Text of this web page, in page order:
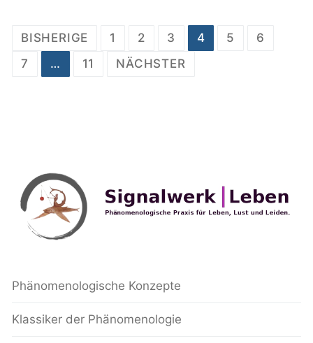
Seitennummerierung
der
Beiträge
BISHERIGE 1 2 3 4 5
6
7
… 11 NÄCHSTER
Phänomenologische Konzepte
Klassiker der Phänomenologie